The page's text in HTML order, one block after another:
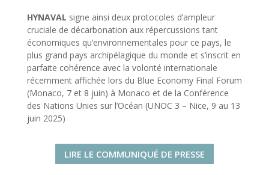
HYNAVAL signe ainsi deux protocoles d’ampleur
cruciale de décarbonation aux répercussions tant
économiques qu’environnementales pour ce pays, le
plus grand pays archipélagique du monde et s’inscrit en
parfaite cohérence avec la volonté internationale
récemment affichée lors du Blue Economy Final Forum
(Monaco, 7 et 8 juin) à Monaco et de la Conférence
des Nations Unies sur l’Océan (UNOC 3 – Nice, 9 au 13
juin 2025)
LIRE LE COMMUNIQUÉ DE PRESSE